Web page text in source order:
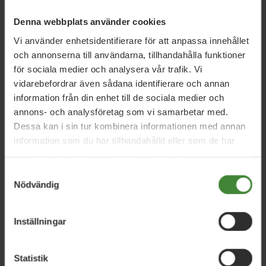
Denna webbplats använder cookies
Vi använder enhetsidentifierare för att anpassa innehållet
och annonserna till användarna, tillhandahålla funktioner
för sociala medier och analysera vår trafik. Vi
vidarebefordrar även sådana identifierare och annan
information från din enhet till de sociala medier och
annons- och analysföretag som vi samarbetar med.
Dessa kan i sin tur kombinera informationen med annan
information som du har tillhandahållit eller som de har
Nödvändig
Inställningar
Statistik
Ny styrelse för Miljöpartiet i Vellinge vald
vid årsmötet 2026
Kampen för Gläntan fortsätter!